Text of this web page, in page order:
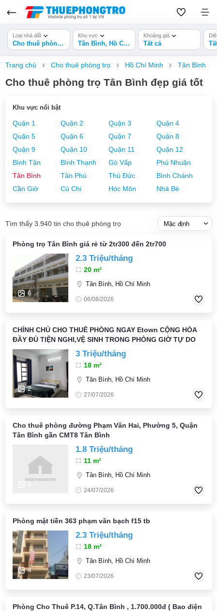
Loại nhà đất
Cho thuê phòng trọ
Khu vực
Tân Bình, Hồ Chí Minh
Khoảng giá
Tất cả
Trang chủ Cho thuê phòng trọ Hồ Chí Minh Tân Bình
Cho thuê phòng trọ Tân Bình đẹp giá tốt
Khu vực nổi bật
Quận 1 Quận 2 Quận 3
Quận 4
Quận 5
Quận 6 Quận 7
Quận 8
Quận 9
Quận 10 Quận 11
Quận 12
Bình Tân
Bình Thạnh Gò Vấp
Phú Nhuận
Tân Bình
Tân Phú Thủ Đức
Bình Chánh
Cần Giờ
Củ Chi Hóc Môn Nhà Bè
Tìm thấy 3.940 tin cho thuê phòng trọ
Phòng trọ Tân Bình giá rẻ từ 2tr300 đến 2tr700
6
2.3 Triệu/tháng
20 m²
Tân Bình, Hồ Chí Minh
06/08/2026
CHÍNH CHỦ CHO THUÊ PHÒNG NGAY Etown CỘNG HÒA
ĐẦY ĐỦ TIỆN NGHI,VỆ SINH TRONG PHÒNG GIỜ TỰ DO
2
3 Triệu/tháng
18 m²
Tân Bình, Hồ Chí Minh
27/07/2026
Cho thuê phòng đường Phạm Văn Hai, Phường 5, Quận
Tân Bình gần CMT8 Tân Bình
1.8 Triệu/tháng
11 m²
Tân Bình, Hồ Chí Minh
24/07/2026
Phòng mặt tiền 363 phạm văn bạch f15 tb
4
2.3 Triệu/tháng
18 m²
Tân Bình, Hồ Chí Minh
23/07/2026
Phòng Cho Thuê P.14, Q.Tân Bình , 1.700.000đ ( Bao điện